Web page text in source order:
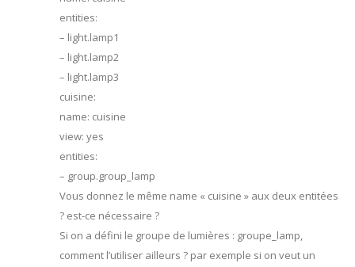
entities:
– light.lamp1
– light.lamp2
– light.lamp3
cuisine:
name: cuisine
view: yes
entities:
– group.group_lamp
Vous donnez le même name « cuisine » aux deux entitées
? est-ce nécessaire ?
Si on a défini le groupe de lumières : groupe_lamp,
comment l’utiliser ailleurs ? par exemple si on veut un